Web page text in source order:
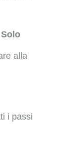
alla
i passi